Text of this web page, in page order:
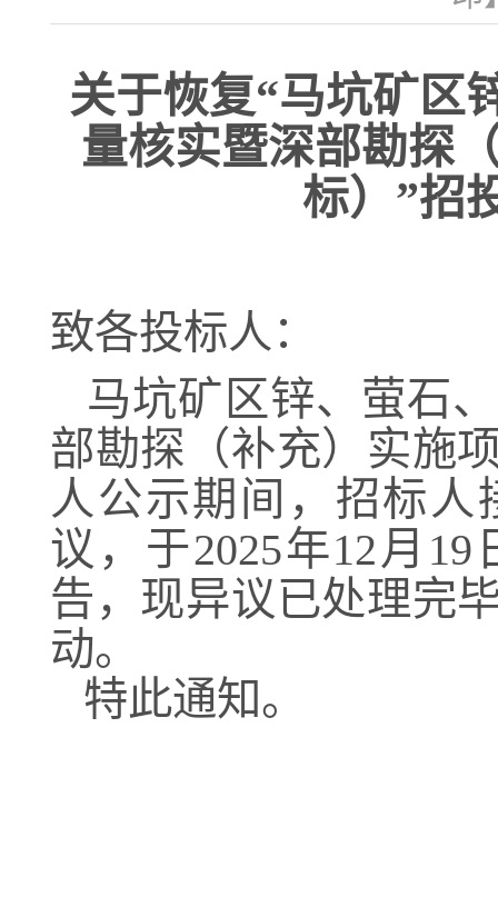
关于恢复“马坑矿区
量核实暨深部勘探
标）”招
致各投标人：
马坑矿区锌、萤石
部勘探（补充）实施
人公示期间，招标人
议，于2025年12月
告，现异议已处理完
动。
特此通知。